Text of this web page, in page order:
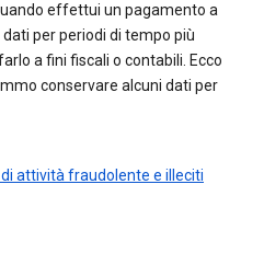
effettui un pagamento a
per periodi di tempo più
a fini fiscali o contabili. Ecco
conservare alcuni dati per
attività fraudolente e illeciti